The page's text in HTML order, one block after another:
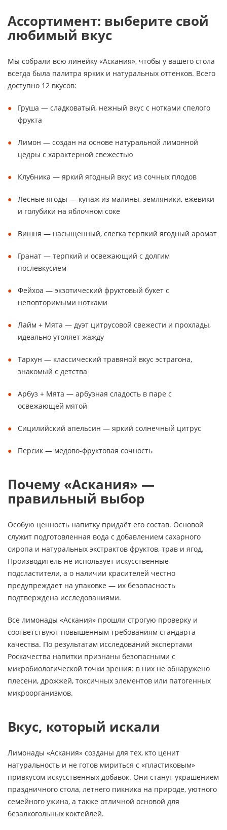
Ассортимент: выберите свой
любимый вкус
Мы собрали всю линейку «Аскания», чтобы у вашего стола
всегда была палитра ярких и натуральных оттенков. Всего
доступно 12 вкусов:
Груша — сладковатый, нежный вкус с нотками спелого
фрукта
Лимон — создан на основе натуральной лимонной
цедры с характерной свежестью
Клубника — яркий ягодный вкус из сочных плодов
Лесные ягоды — купаж из малины, земляники, ежевики
и голубики на яблочном соке
Вишня — насыщенный, слегка терпкий ягодный аромат
Гранат — терпкий и освежающий с долгим
послевкусием
Фейхоа — экзотический фруктовый букет с
неповторимыми нотками
Лайм + Мята — дуэт цитрусовой свежести и прохлады,
идеально утоляет жажду
Тархун — классический травяной вкус эстрагона,
знакомый с детства
Арбуз + Мята — арбузная сладость в паре с
освежающей мятой
Сицилийский апельсин — яркий солнечный цитрус
Персик — медово-фруктовая сочность
Почему «Аскания» —
правильный выбор
Особую ценность напитку придаёт его состав. Основой
служит подготовленная вода с добавлением сахарного
сиропа и натуральных экстрактов фруктов, трав и ягод.
Производитель не использует искусственные
подсластители, а о наличии красителей честно
предупреждает на упаковке — их безопасность
подтверждена исследованиями.
Все лимонады «Аскания» прошли строгую проверку и
соответствуют повышенным требованиям стандарта
качества. По результатам исследований экспертами
Роскачества напитки признаны безопасными с
микробиологической точки зрения: в них не обнаружено
плесени, дрожжей, токсичных элементов или патогенных
микроорганизмов.
Вкус, который искали
Лимонады «Аскания» созданы для тех, кто ценит
натуральность и не готов мириться с «пластиковым»
привкусом искусственных добавок. Они станут украшением
праздничного стола, летнего пикника на природе, уютного
семейного ужина, а также отличной основой для
безалкогольных коктейлей.